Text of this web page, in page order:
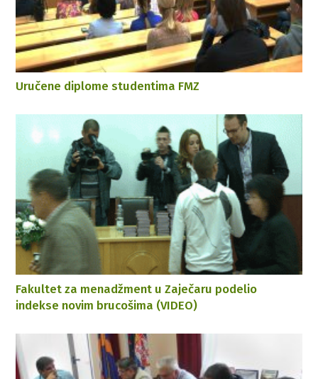
Uručene diplome studentima FMZ
Fakultet za menadžment u Zaječaru podelio
indekse novim brucošima (VIDEO)